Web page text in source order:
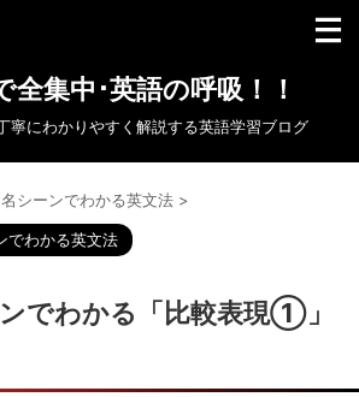
全集中･英語の呼吸！！
寧にわかりやすく解説する英語学習ブログ
名シーンでわかる英文法 >
でわかる英文法
でわかる「比較表現①」